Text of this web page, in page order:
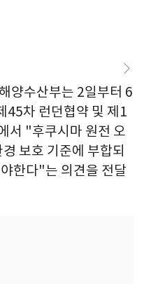
양수산부는 2일부터 6
45차 런던협약 및 제1
서 "후쿠시마 원전 오
보호 기준에 부합되
한다"는 의견을 전달